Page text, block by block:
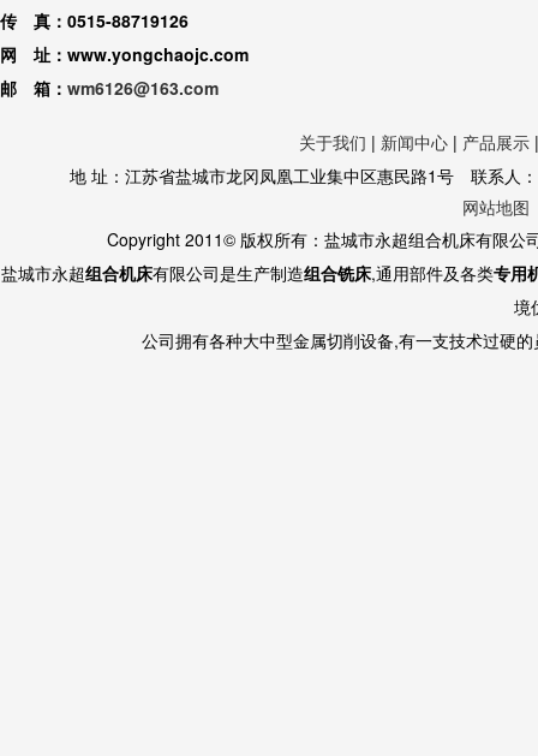
传 真：0515-88719126
网 址：www.yongchaojc.com
邮 箱： wm6126@163.com
关于我们 | 新闻中心 | 产品展示
地 址：江苏省盐城市龙冈凤凰工业集中区惠民路1号 联系
网站地图
Copyright 2011© 版权所有：盐城市永超组合机床有限
盐城市永超组合机床有限公司是生产制造组合铣床,通用部件及各类专用
境
公司拥有各种大中型金属切削设备,有一支技术过硬